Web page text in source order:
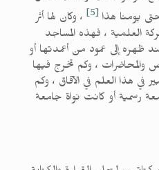
يومنا هذا [5]
، وكان لها أثر
العلمية ، فهذه المساجد
ظهره إلى عمود من أعمدتها أو
والمحاضرات ، وكم تخرج فيها
هذا العلم في الآفاق ، وكم
رسمية أو كانت نواة جامعة